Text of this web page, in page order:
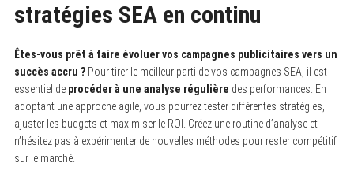
stratégies SEA en continu
Êtes-vous prêt à faire évoluer vos campagnes publicitaires vers un
succès accru ?Pour tirer le meilleur parti de vos campagnes SEA, il est
essentiel de procéder à une analyse régulière des performances. En
adoptant une approche agile, vous pourrez tester différentes stratégies,
ajuster les budgets et maximiser le ROI. Créez une routine d’analyse et
n’hésitez pas à expérimenter de nouvelles méthodes pour rester compétitif
sur le marché.